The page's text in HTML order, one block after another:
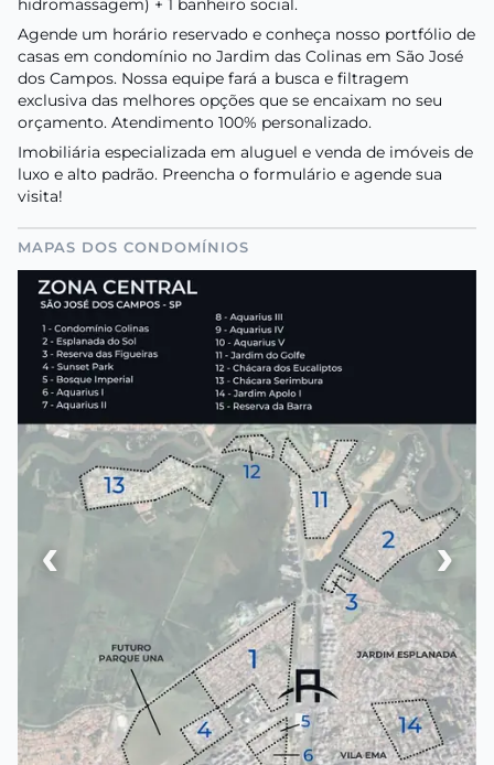
hidromassagem) + 1 banheiro social.
Agende um horário reservado e conheça nosso portfólio de
casas em condomínio no Jardim das Colinas em São José
dos Campos. Nossa equipe fará a busca e filtragem
exclusiva das melhores opções que se encaixam no seu
orçamento. Atendimento 100% personalizado.
Imobiliária especializada em aluguel e venda de imóveis de
luxo e alto padrão. Preencha o formulário e agende sua
visita!
MAPAS DOS CONDOMÍNIOS
‹ ›